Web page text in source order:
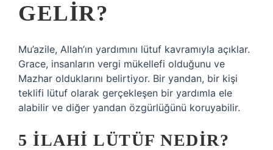
GELIR?
Mu’azile, Allah’ın yardımını lütuf kavramıyla açıklar.
Grace, insanların vergi mükellefi olduğunu ve
Mazhar olduklarını belirtiyor. Bir yandan, bir kişi
teklifi lütuf olarak gerçekleşen bir yardımla ele
alabilir ve diğer yandan özgürlüğünü koruyabilir.
5 İLAHI LÜTÜF NEDIR?